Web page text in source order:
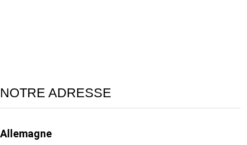
NOTRE ADRESSE
Allemagne